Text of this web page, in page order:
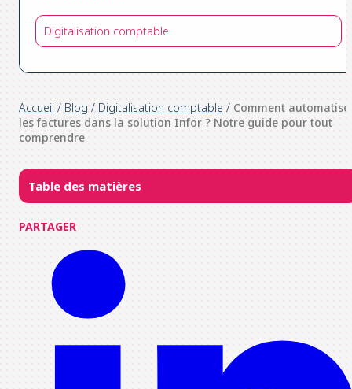
Digitalisation comptable
Accueil / Blog / Digitalisation comptable / Comment
les factures dans la solution Infor ? Notre guide pour tout
comprendre
Table des matières
PARTAGER